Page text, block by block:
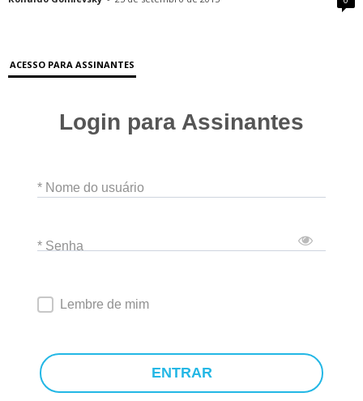
ACESSO PARA ASSINANTES
Login para Assinantes
* Nome do usuário
* Senha
Lembre de mim
ENTRAR